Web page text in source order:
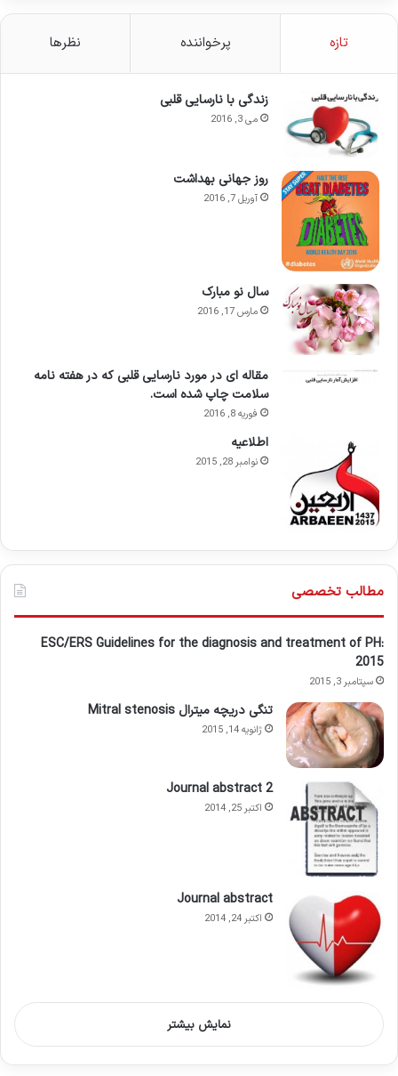
تازه پرخواننده نظرها
زندگی با نارسایی قلبی
می 3, 2016
روز جهانی بهداشت
آوریل 7, 2016
سال نو مبارک
مارس 17, 2016
مقاله ای در مورد نارسایی قلبی که در هفته نامه
سلامت چاپ شده است.
فوریه 8, 2016
اطلاعيه
نوامبر 28, 2015
مطالب تخصصی
ESC/ERS Guidelines for the diagnosis and treatment of PH:
2015
سپتامبر 3, 2015
تنگی دریچه میترال Mitral stenosis
ژانویه 14, 2015
Journal abstract 2
اکتبر 25, 2014
Journal abstract
اکتبر 24, 2014
نمایش بیشتر